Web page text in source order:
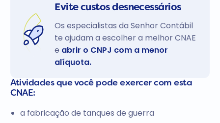
Evite custos desnecessários
Os especialistas da Senhor Contábil
te ajudam a escolher a melhor CNAE
e abrir o CNPJ com a menor
alíquota.
Atividades que você pode exercer com esta
CNAE:
a fabricação de tanques de guerra